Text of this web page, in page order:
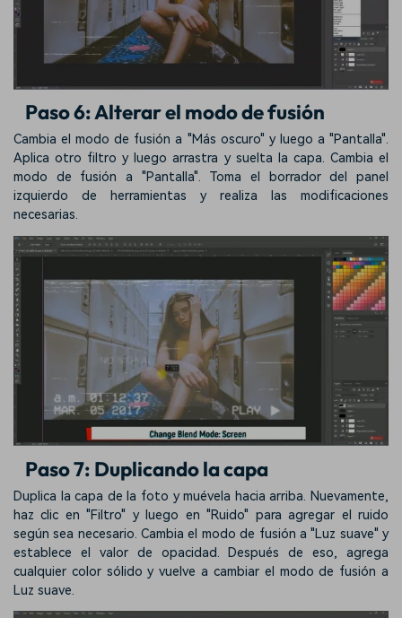
Paso 6: Alterar el modo de fusión
Cambia el modo de fusión a "Más oscuro" y luego a "Pantalla".
Aplica otro filtro y luego arrastra y suelta la capa. Cambia el
modo de fusión a "Pantalla". Toma el borrador del panel
izquierdo de herramientas y realiza las modificaciones
necesarias.
Paso 7: Duplicando la capa
Duplica la capa de la foto y muévela hacia arriba. Nuevamente,
haz clic en "Filtro" y luego en "Ruido" para agregar el ruido
según sea necesario. Cambia el modo de fusión a "Luz suave" y
establece el valor de opacidad. Después de eso, agrega
cualquier color sólido y vuelve a cambiar el modo de fusión a
Luz suave.